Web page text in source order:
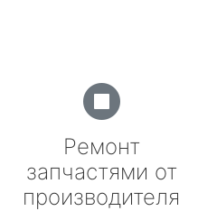
Ремонт
запчастями от
производителя